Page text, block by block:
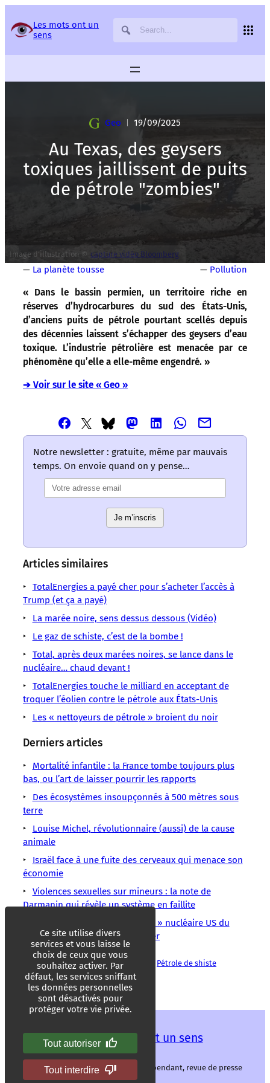
Les mots ont un
sens
Geo 19/09/2025
Au Texas, des geysers
toxiques jaillissent de puits
de pétrole "zombies"
Image d’illustration © capture vidéo Bloomberg
— La planète tousse — Pollution
« Dans le bassin permien, un territoire riche en
réserves d’hydrocarbures du sud des États-Unis,
d’anciens puits de pétrole pourtant scellés depuis
des décennies laissent s’échapper des geysers d’eau
toxique. L’industrie pétrolière est menacée par ce
phénomène qu’elle a elle-même engendré. »
➔ Voir sur le site « Geo »
Partager
cet
article
–
Les
sens
/
LMOUS
–
Eau
Unis
Hydrocarbures
Pétrole
Pétrole
Partager
cet
article
via
Twitter
–
un
sens
LMOUS
–
de
shiste
Texas
« Dans
le
bassin
Partager
cet
article
via
Bluesky
–
Les
mots
un
sens
LMOUS
–
permien,
un
riche
en
réserves
Partager
cet
article
via
Mastodon
Les
mots
ont
LMOUS
d’hydrocarbures
sud
des
États-
Unis,
Partager
cet
article
Linkedin
Les
mots
ont
LMOUS
d’anciens
de
pétrole
scellés
Partager
cet
via
Les
LMOUS
depuis
décennies
laissent
Partager
cet
article
Les
LMOUS
des
geysers
toxique.
pétrolière
Notre newsletter : gratuite, même par mauvais
temps. On envoie quand on y pense…
Je m’inscris
Articles similaires
TotalEnergies a payé cher pour s’acheter l’accès à
Trump (et ça a payé)
La marée noire, sens dessus dessous (Vidéo)
Le gaz de schiste, c’est de la bombe !
Total, après deux marées noires, se lance dans le
nucléaire… chaud devant !
TotalEnergies touche le milliard en acceptant de
troquer l’éolien contre le pétrole aux États-Unis
Les « nettoyeurs de pétrole » broient du noir
Derniers articles
Mortalité infantile : la France tombe toujours plus
bas, ou l’art de laisser pourrir les rapports
Des écosystèmes insoupçonnés à 500 mètres sous
terre
Louise Michel, révolutionnaire (aussi) de la cause
animale
Israël face à une fuite des cerveaux qui menace son
économie
Violences sexuelles sur mineurs : la note de
Darmanin qui révèle un système en faillite
Dôme de Runit : le « tombeau » nucléaire US du
Pacifique commence à se fissurer
États-Unis Hydrocarbures
Pétrole de shiste
Pollution Texas
Les mots ont un sens
Les mots ont un sens, média libre et indépendant, revue de presse
alternative.
Panneau de gestion des services
Ce site utilise divers
services et vous laisse le
choix de ceux que vous
souhaitez activer. Par
défaut, les services sniffant
les données personnelles
sont désactivés pour
protéger votre vie privée.
Tout autoriser
Tout interdire